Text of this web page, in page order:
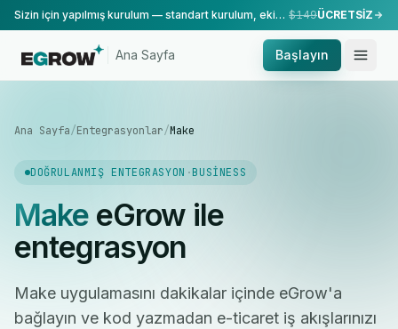
Sizin için yapılmış kurulum — standart kurulum, ekibimiz tarafından yapılır. $149ÜCRETSİZ
Ana Sayfa Başlayın
Ana Sayfa/Entegrasyonlar/Make
DOĞRULANMIŞ ENTEGRASYON ·BUSINESS
MakeeGrow ile
entegrasyon
Make uygulamasını dakikalar içinde eGrow'a
bağlayın ve kod yazmadan e-ticaret iş akışlarınızı